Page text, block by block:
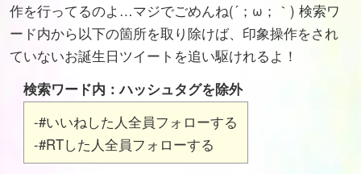
作を行ってるのよ…マジでごめんね(´；ω；｀) 検索ワ
ード内から以下の箇所を取り除けば、印象操作をされ
ていないお誕生日ツイートを追い駆けれるよ！
検索ワード内：ハッシュタグを除外
-#いいねした人全員フォローする
-#RTした人全員フォローする